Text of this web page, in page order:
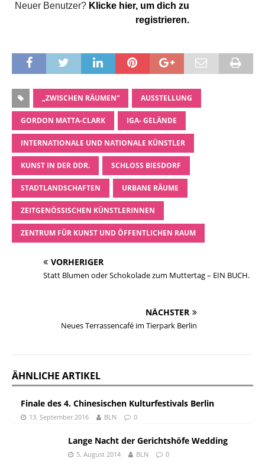
Neuer Benutzer? Klicke hier, um dich zu
registrieren.
„ZWISCHEN RÄUMEN“ AUSSTELLUNG
GORDON MATTA-CLARK IGA- GELÄNDE
INTERNATIONALE UND NATIONALE KÜNSTLER
KUNST IN DER DDR. SCHLOSS BIESDORF
STADTLANDSCHAFTEN URBANE RÄUME
ZEITGENÖSSISCHEN KÜNSTLERINNEN
ZENTRUM FÜR KUNST UND ÖFFENTLICHEN RAUM
VORHERIGER
Statt Blumen oder Schokolade zum Muttertag – EIN BUCH.
NÄCHSTER
Neues Terrassencafé im Tierpark Berlin
ÄHNLICHE ARTIKEL
Finale des 4. Chinesischen Kulturfestivals Berlin
13. September 2016 BLN 0
Lange Nacht der Gerichtshöfe Wedding
5. August 2014 BLN 0